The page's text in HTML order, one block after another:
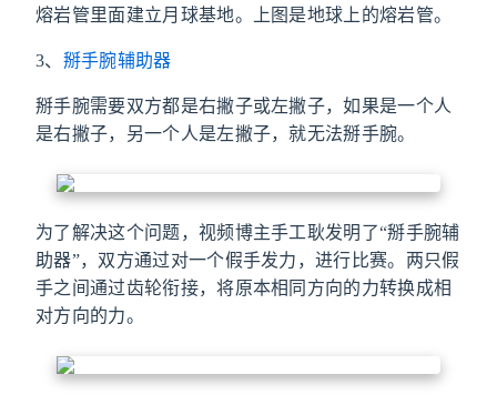
熔岩管里面建立月球基地。上图是地球上的熔岩管。
3、 掰手腕辅助器
掰手腕需要双方都是右撇子或左撇子，如果是一个人
是右撇子，另一个人是左撇子，就无法掰手腕。
为了解决这个问题，视频博主手工耿发明了“掰手腕辅
助器”，双方通过对一个假手发力，进行比赛。两只假
手之间通过齿轮衔接，将原本相同方向的力转换成相
对方向的力。